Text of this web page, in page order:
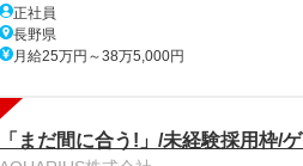
正社員
長野県
月給25万円～38万5,000円
「まだ間に合う!」/未経験採用枠/